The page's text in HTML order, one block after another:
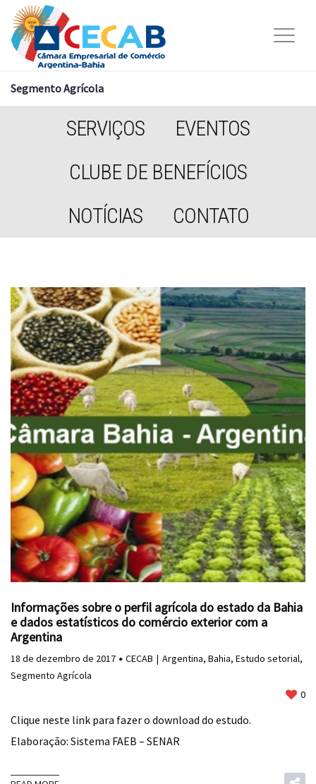
Segmento Agrícola
SERVIÇOS
EVENTOS
CLUBE DE BENEFÍCIOS
NOTÍCIAS
CONTATO
Informações sobre o perfil agrícola do estado da Bahia
e dados estatísticos do comércio exterior com a
Argentina
18 de dezembro de 2017 CECAB Argentina, Bahia, Estudo setorial,
Segmento Agrícola
0
Clique neste link para fazer o download do estudo.
Elaboração: Sistema FAEB – SENAR